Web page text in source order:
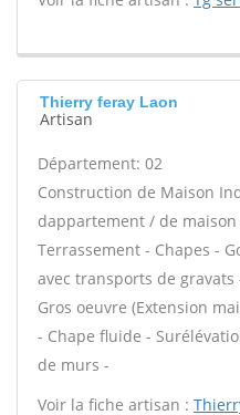
Thierry feray Laon
Artisan
Département: 02
Construction de Maison
dappartement / de
Terrassement - Chapes -
avec transports de
Gros oeuvre (Extension
- Chape fluide -
de murs -
Voir la fiche artisan :